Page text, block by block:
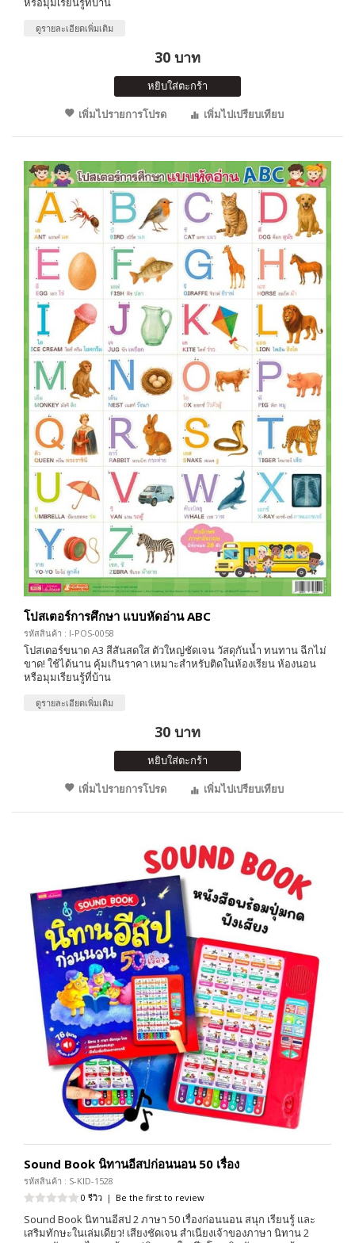
ดูรายละเอียดเพิ่มเติม
30 บาท
หยิบใส่ตะกร้า
เพิ่มไปรายการโปรด
เพิ่มไปเปรียบเทียบ
โปสเตอร์การศึกษา แบบหัดอ่าน ABC
รหัสสินค้า : I-POS-0058
โปสเตอร์ขนาด A3 สีสันสดใส ตัวใหญ่ชัดเจน วัสดุกันน้ำ ทนทาน ฉีกไม่
ขาด! ใช้ได้นาน คุ้มเกินราคา เหมาะสำหรับติดในห้องเรียน ห้องนอน
หรือมุมเรียนรู้ที่บ้าน
ดูรายละเอียดเพิ่มเติม
30 บาท
หยิบใส่ตะกร้า
เพิ่มไปรายการโปรด
เพิ่มไปเปรียบเทียบ
Sound Book นิทานอีสปก่อนนอน 50 เรื่อง
รหัสสินค้า : S-KID-1528
0 รีวิว | Be the first to review
Sound Book นิทานอีสป 2 ภาษา 50 เรื่องก่อนนอน สนุก เรียนรู้ และ
เสริมทักษะในเล่มเดียว! เสียงชัดเจน สำเนียงเจ้าของภาษา นิทาน 2